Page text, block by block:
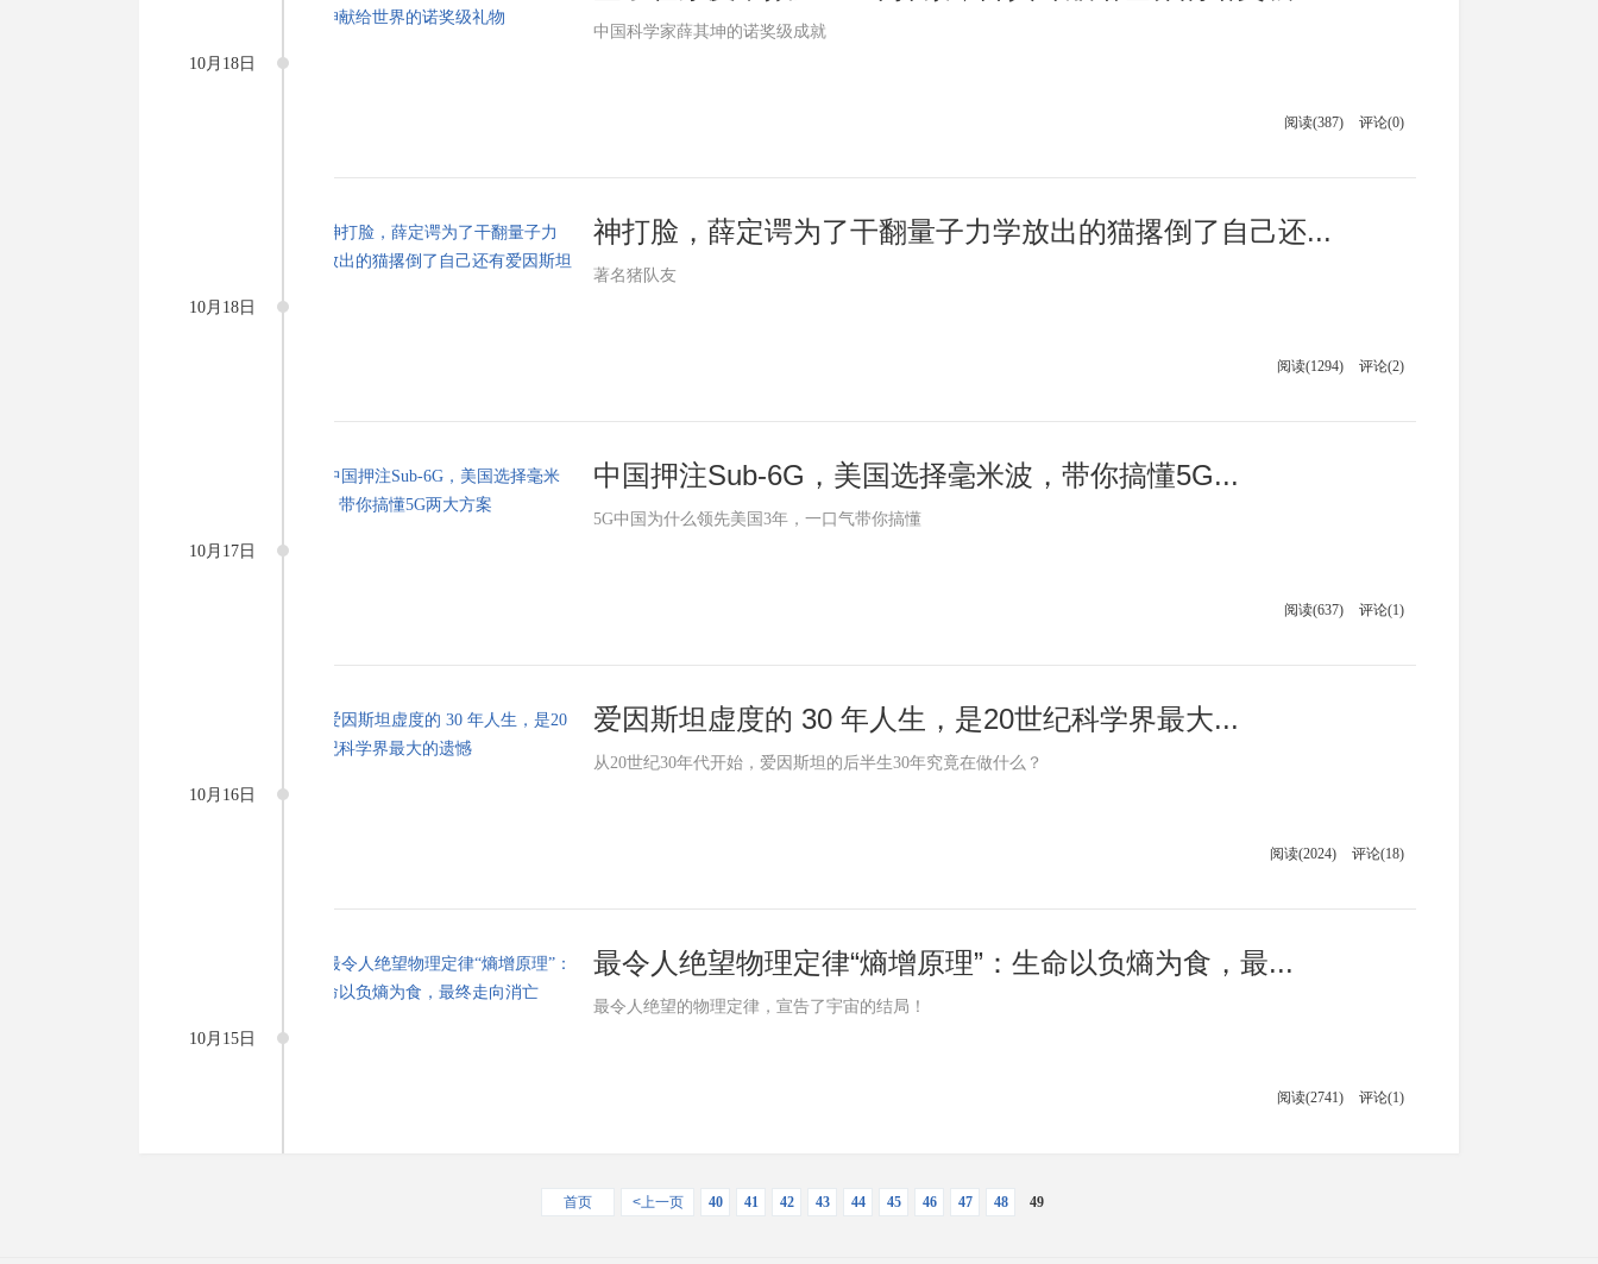
10月18日
10月18日
10月17日
10月16日
10月15日
中国科学家薛其坤的诺奖级成就
阅读(387) 评论(0)
神打脸，薛定谔为了干翻量子力学放出的猫撂倒了自己还...
著名猪队友
阅读(1294) 评论(2)
中国押注Sub-6G，美国选择毫米波，带你搞懂5G...
5G中国为什么领先美国3年，一口气带你搞懂
阅读(637) 评论(1)
爱因斯坦虚度的 30 年人生，是20世纪科学界最大...
从20世纪30年代开始，爱因斯坦的后半生30年究竟在做什么？
阅读(2024) 评论(18)
最令人绝望物理定律“熵增原理”：生命以负熵为食，最...
最令人绝望的物理定律，宣告了宇宙的结局！
阅读(2741) 评论(1)
首页 <上一页 40 41 42 43 44 45 46 47 48 49